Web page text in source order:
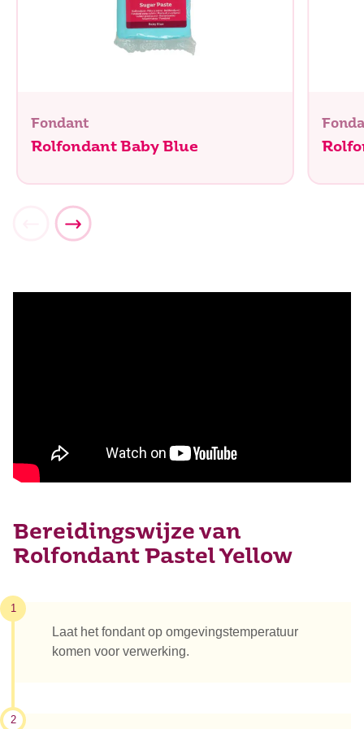
Fondant
Rolfondant Baby Blue
Bereidingswijze van
Rolfondant Pastel Yellow
1
Laat het fondant op omgevingstemperatuur
komen voor verwerking.
2